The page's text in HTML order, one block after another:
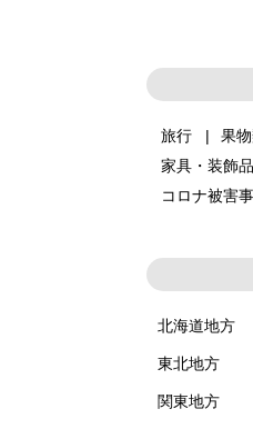
旅行 果
家具・装飾品
コロナ被害
北海道地方
東北地方
関東地方